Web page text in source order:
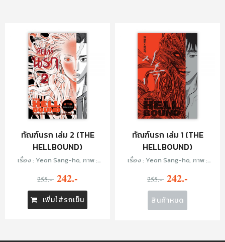
ทัณฑ์นรก เล่ม 2 (THE
HELLBOUND)
เรื่อง : Yeon Sang-ho, ภาพ :
ปัญโญยศ
255.- 242.-
เพิ่มใส่รถเข็น
ทัณฑ์นรก เล่ม 1 (THE
HELLBOUND)
เรื่อง : Yeon Sang-ho, ภาพ :
ปัญโญยศ
255.- 242.-
สินค้าหมด